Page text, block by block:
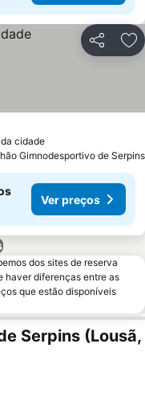
Partilhar
cidade
Gimnodesportivo de Serpins
Ver preços
dos sites de reserva
haver diferenças entre as
que estão disponíveis
Serpins (Lousã,